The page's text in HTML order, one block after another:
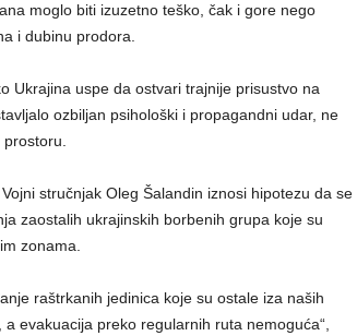
moglo biti izuzetno teško, čak i gore nego
i dubinu prodora.
Ukrajina uspe da ostvari trajnije prisustvo na
ozbiljan psihološki i propagandni udar, ne
stručnjak Oleg Šalandin iznosi hipotezu da se
zaostalih ukrajinskih borbenih grupa koje su
zonama.
raštrkanih jedinica koje su ostale iza naših
evakuacija preko regularnih ruta nemoguća“,